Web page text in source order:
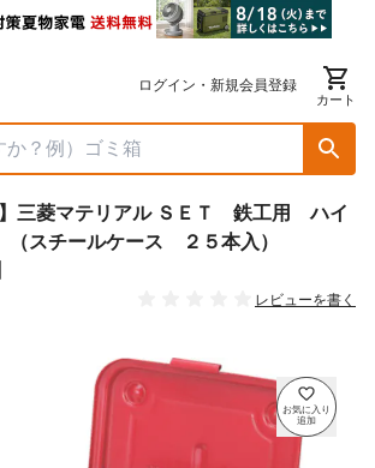
ログイン・新規会員登録
カート
】三菱マテリアル ＳＥＴ 鉄工用 ハイ
スチールケース ２５本入）
レビューを書く